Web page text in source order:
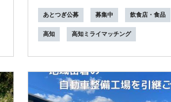
冷凍・...
あとつぎ公募 募集中 飲食店・食品
高知 高知ミライマッチング